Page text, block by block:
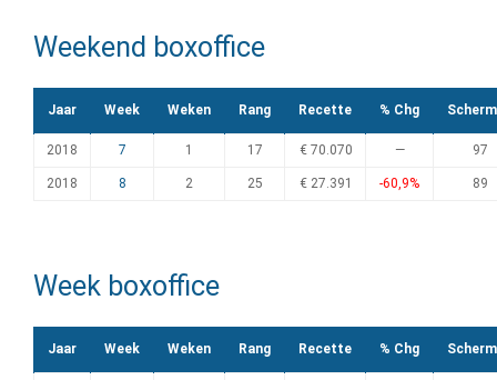
Weekend boxoffice
Jaar Week Weken Rang Recette % Chg
2018 7 1 17 € 70.070 — 97
2018 8 2 25 € 27.391 -60,9% 89
Week boxoffice
Jaar Week Weken Rang Recette % Chg